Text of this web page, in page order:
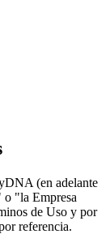
(en adelante
o "la Empresa
de Uso y por
referencia.